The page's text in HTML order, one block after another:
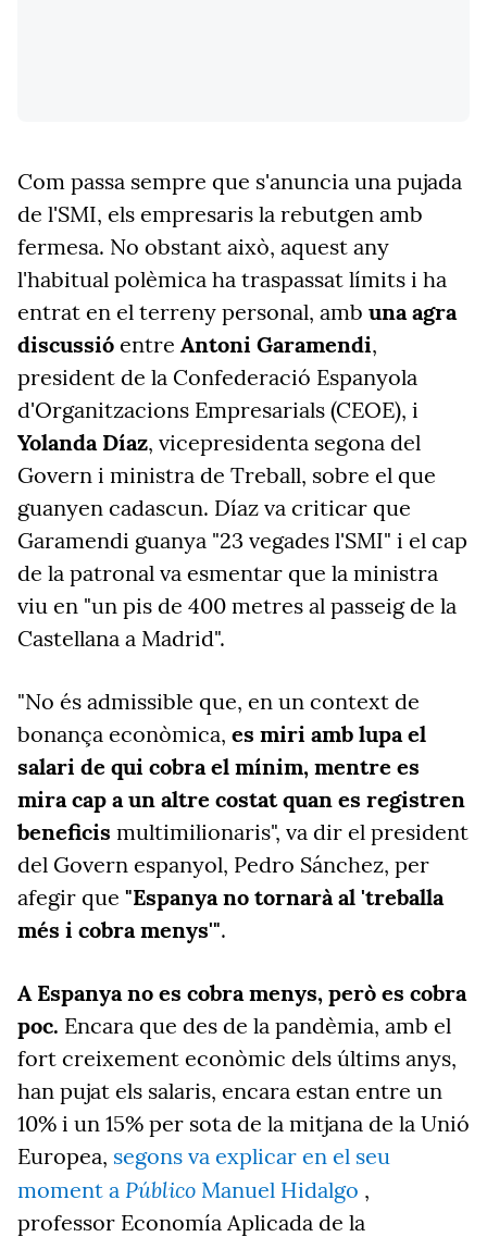
Com passa sempre que s'anuncia una pujada
de l'SMI, els empresaris la rebutgen amb
fermesa. No obstant això, aquest any
l'habitual polèmica ha traspassat límits i ha
entrat en el terreny personal, amb una agra
discussió entre Antoni Garamendi,
president de la Confederació Espanyola
d'Organitzacions Empresarials (CEOE), i
Yolanda Díaz, vicepresidenta segona del
Govern i ministra de Treball, sobre el que
guanyen cadascun. Díaz va criticar que
Garamendi guanya "23 vegades l'SMI" i el cap
de la patronal va esmentar que la ministra
viu en "un pis de 400 metres al passeig de la
Castellana a Madrid".
"No és admissible que, en un context de
bonança econòmica, es miri amb lupa el
salari de qui cobra el mínim, mentre es
mira cap a un altre costat quan es registren
beneficis multimilionaris", va dir el president
del Govern espanyol, Pedro Sánchez, per
afegir que "Espanya no tornarà al 'treballa
més i cobra menys'".
A Espanya no es cobra menys, però es cobra
poc. Encara que des de la pandèmia, amb el
fort creixement econòmic dels últims anys,
han pujat els salaris, encara estan entre un
10% i un 15% per sota de la mitjana de la Unió
Europea, segons va explicar en el seu
moment a Público Manuel Hidalgo ,
professor Economía Aplicada de la